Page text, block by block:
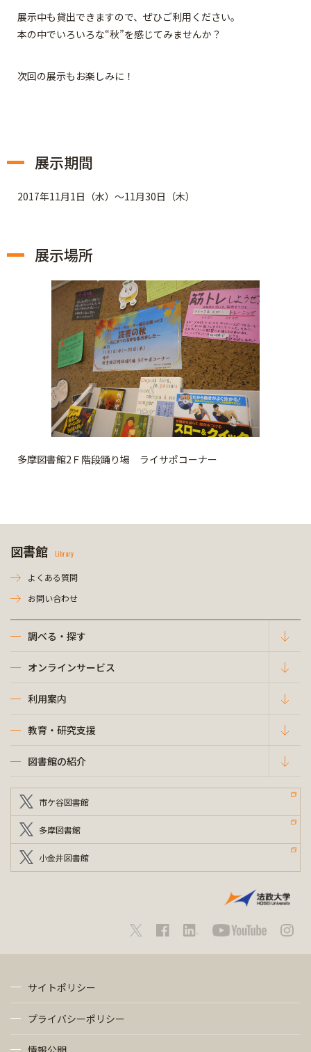
展示中も貸出できますので、ぜひご利用ください。
本の中でいろいろな“秋”を感じてみませんか？
次回の展示もお楽しみに！
展示期間
2017年11月1日（水）～11月30日（木）
展示場所
多摩図書館2Ｆ階段踊り場 ライサポコーナー
図書館 Library
よくある質問
お問い合わせ
調べる・探す
オンラインサービス
利用案内
教育・研究支援
図書館の紹介
市ケ谷図書館
多摩図書館
小金井図書館
サイトポリシー
プライバシーポリシー